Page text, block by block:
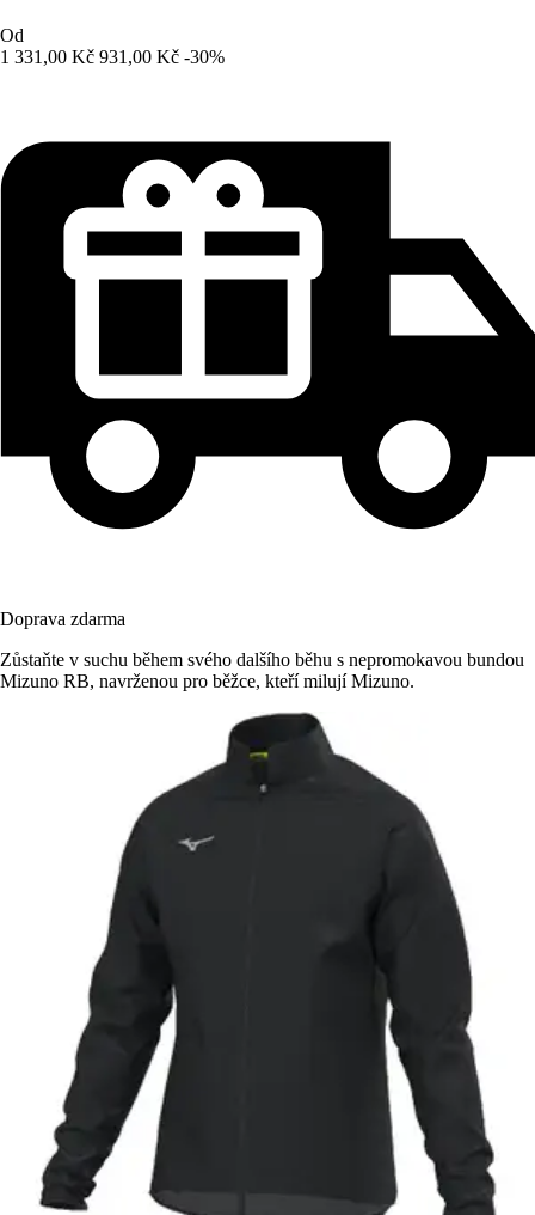
Od
1 331,00 Kč 931,00 Kč -30%
Doprava zdarma
Zůstaňte v suchu během svého dalšího běhu s nepromokavou bundou
Mizuno RB, navrženou pro běžce, kteří milují Mizuno.